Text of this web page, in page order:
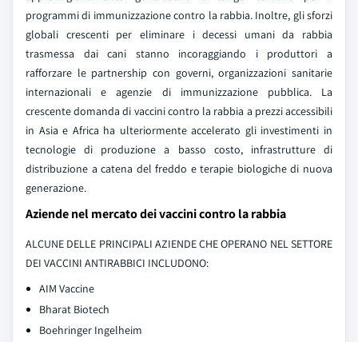
programmi di immunizzazione contro la rabbia. Inoltre, gli sforzi
globali crescenti per eliminare i decessi umani da rabbia
trasmessa dai cani stanno incoraggiando i produttori a
rafforzare le partnership con governi, organizzazioni sanitarie
internazionali e agenzie di immunizzazione pubblica. La
crescente domanda di vaccini contro la rabbia a prezzi accessibili
in Asia e Africa ha ulteriormente accelerato gli investimenti in
tecnologie di produzione a basso costo, infrastrutture di
distribuzione a catena del freddo e terapie biologiche di nuova
generazione.
Aziende nel mercato dei vaccini contro la rabbia
ALCUNE DELLE PRINCIPALI AZIENDE CHE OPERANO NEL SETTORE
DEI VACCINI ANTIRABBICI INCLUDONO:
AIM Vaccine
Bharat Biotech
Boehringer Ingelheim